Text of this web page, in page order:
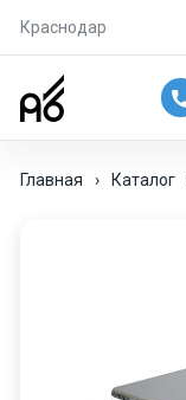
Краснодар
Главная › Каталог